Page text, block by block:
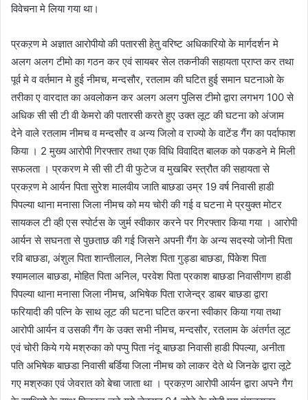
विवेचना मे लिया गया था।
प्रकऱण मे अज्ञात आरोपीयो की पतारसी हेतु वरिष्ट अधिकारियो के मार्गदर्शन मे
अलग अलग टीमो का गठन कर एवं सायबर सेल तकनीकी सहायता प्राप्त कर तथा
पूर्व मे व वर्तमान मे हुई नीमच, मन्दसौर, रतलाम की घटित हुई समान घटनाओ के
तरीका ए वारदात का अवलोकन कर अलग अलग पुलिस टीमो द्वारा लगभग 100 से
अधिक सी सी टी वी केमरो की पतारसी करते हुए उक्त लूट की घटना को अंजाम
देने वाले रतलाम नीमच व मन्दसौर व अन्य जिलो व राज्यो के वाटेंड गैंग का पर्दाफाश
किया । 2 मुख्य आरोपी गिरफ्तार तथा एक विधि विवादित बालक को पकडने मे मिली
सफलता । प्रकरण मे सी सी टी वी फुटेज व मुखबिर स्त्रौत की सहायता से
प्रकऱण मे आर्यन पिता सुरेश मालवीय जाति बाछडा उम्र 19 वर्ष निवासी हाडी
पिपल्या थाना मनासा जिला नीमच को मय चोरी की गई व घटना मे प्रयुक्त मोटर
सायकल टी व्ही एस स्पोर्टस के जुर्म स्वीकार करने पर गिरफ्तार किया गया । आरोपी
आर्यन से सघनता से पुछताछ की गई जिसने अपनी गैंग के अन्य सदस्यो जोनी पिता
रवि बाछडा, अंशुल पिता शान्तीलाल, निलेश पिता गुड्डा बाछडा, पिंकेश पिता
श्यामलाल बाछडा, मोहित पिता अनिल, परवेश पिता प्रकाश बाछडा निवासीगण हाडी
पिपल्या थाना मनासा जिला नीमच, अभिषेक पिता राजेन्द्र डाबर बाछडा द्वारा
फरियादी की पत्नि के साथ लूट की घटना घटित करना स्वीकार किया गया तथा
आरोपी आर्यन व उसकी गैंग के उक्त सभी नीमच, मन्दसौर, रतलाम के अंतर्गत लूट
एवं चोरी किये गये मश्रुका को पप्पु पिता नंदू बाछडा निवासी हाडी पिपल्या, अनीता
पति अभिषेक बाछडा निवासी बर्डिया जिला नीमच को लाकर देते थे जिनके द्वारा लूटे
गए मश्रुका एवं जेवरात को बेचा जाता था । प्रकऱण आरोपी आर्यन द्वारा अपने गैग